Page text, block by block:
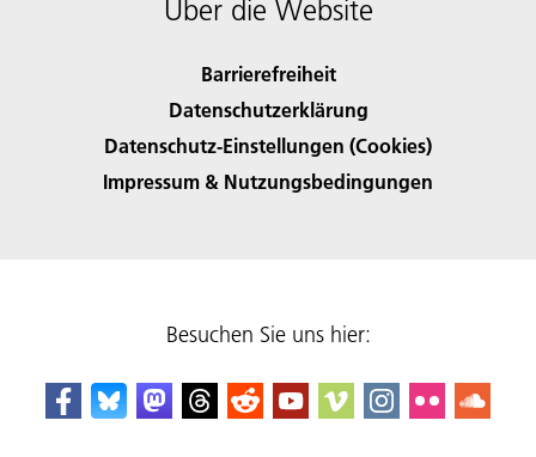
Über die Website
Barrierefreiheit
Datenschutzerklärung
Datenschutz-Einstellungen (Cookies)
Impressum & Nutzungsbedingungen
Besuchen Sie uns hier: